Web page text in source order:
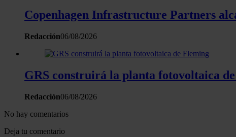
Copenhagen Infrastructure Partners
Redacción06/08/2026
GRS construirá la planta fotovoltaica
Redacción06/08/2026
No hay comentarios
Deja tu comentario